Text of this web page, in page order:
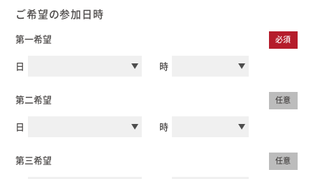
ご希望の参加日時
第一希望 必須
日 時
第二希望 任意
日 時
第三希望 任意